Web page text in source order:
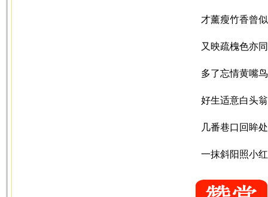
才薰瘦竹香曾
又映疏槐色亦
多了忘情黄嘴
好生适意白头
几番巷口回眸
一抹斜阳照小